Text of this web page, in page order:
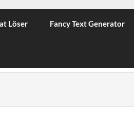
Löser Fancy Text Generator